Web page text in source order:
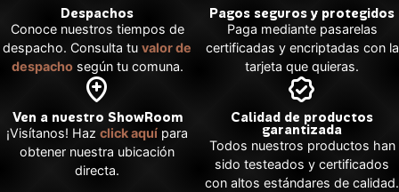
Despachos
Conoce nuestros tiempos de
despacho. Consulta tu valor de
despachosegún tu comuna.
Pagos seguros y protegidos
Paga mediante pasarelas
certificadas y encriptadas con la
tarjeta que quieras.
Ven a nuestro ShowRoom
¡Visítanos! Haz click aquí para
obtener nuestra ubicación
directa.
Calidad de productos
garantizada
Todos nuestros productos han
sido testeados y certificados
con altos estándares de calidad.